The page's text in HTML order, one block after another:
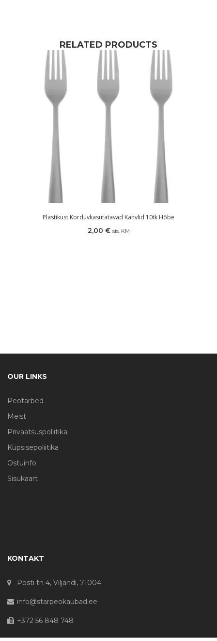
RELATED PRODUCTS
Plastikust Korduvkasutatavad Kahvlid 10tk Hõbe
2,00 € sis. KM
OUR LINKS
Peotarbed
Meist
Privaatsuspoliitika
Küpsisepoliitika
Ostuinfo
Sisukaart
KONTAKT
Posti tn 4, Viljandi, 71004
info@starpeokaubad.ee
+372 56 848 748